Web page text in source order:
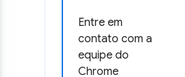
Entre em
contato com a
equipe do
Chrome